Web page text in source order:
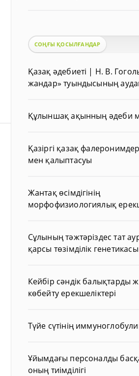
СОҢҒЫ ҚОСЫЛҒАНДАР
Қазақ әдебиеті | Н. В.
жандар» туындысының
Құлыншақ ақынның әдеби
Қазіргі қазақ
мен қалыптасуы
Жантақ өсімдігінің
морфофизиологиялық
Сұлының тәжтәріздес тат
қарсы төзімділік генетикасы
Кейбір сәндік балықтарды
көбейту ерекшеліктері
Түйе сүтінің
Ұйымдағы персоналды
оның тиімділігі